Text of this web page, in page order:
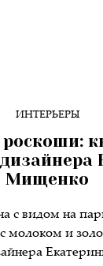
ИНТЕРЬЕРЫ
Мищенко
с видом на
молоком и